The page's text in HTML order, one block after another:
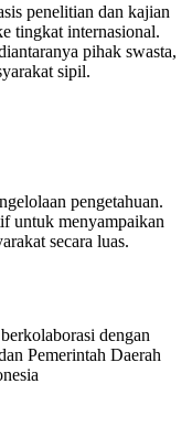
penelitian dan kajian
tingkat internasional.
pihak swasta,
sipil.
pengetahuan.
untuk menyampaikan
secara luas.
dengan
Pemerintah Daerah